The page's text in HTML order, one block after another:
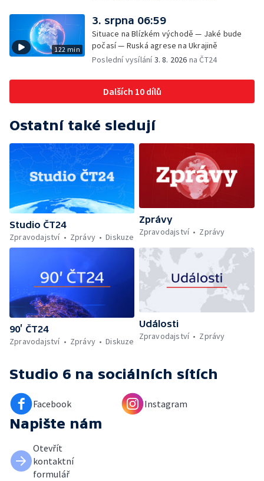
122 min
3. srpna 06:59
Situace na Blízkém východě — Jaké bude
počasí — Ruská agrese na Ukrajině
Poslední vysílání3. 8. 2026 na ČT24
Dalších 10 dílů
Ostatní také sledují
Studio ČT24
Zpravodajství
Zprávy Diskuze
Zprávy
Zpravodajství
Zprávy
90’ ČT24
Zpravodajství
Zprávy Diskuze
Události
Zpravodajství
Zprávy
Studio 6 na sociálních sítích
Facebook Instagram
Napište nám
Otevřít
kontaktní
formulář